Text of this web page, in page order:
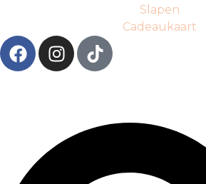
Slapen
Cadeaukaart